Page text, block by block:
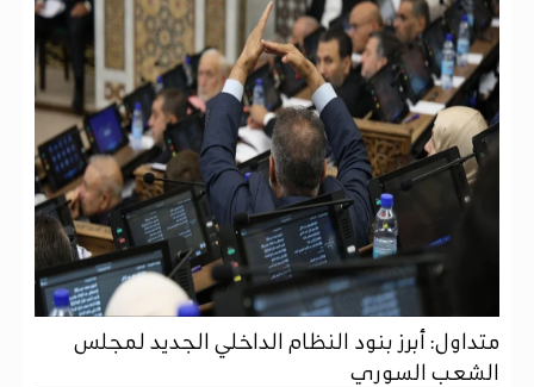
متداول: أبرز بنود النظام الداخلي الجديد لمجلس
الشعب السوري